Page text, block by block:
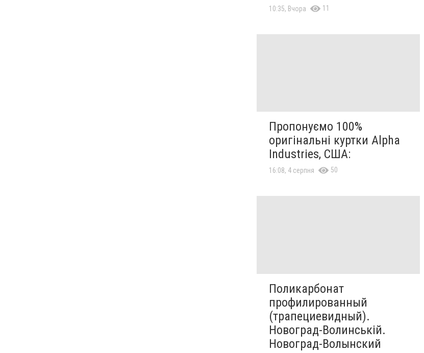
10:35, Вчора 11
Пропонуємо 100%
оригінальні куртки Alpha
Industries, США:
16:08, 4 серпня 50
Поликарбонат
профилированный
(трапециевидный).
Новоград-Волинській.
Новоград-Волынский